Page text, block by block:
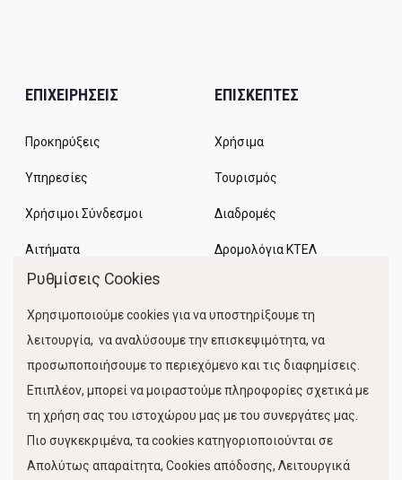
ΕΠΙΧΕΙΡΗΣΕΙΣ
Προκηρύξεις
Υπηρεσίες
Χρήσιμοι Σύνδεσμοι
Αιτήματα
ΕΠΙΣΚΕΠΤΕΣ
Χρήσιμα
Τουρισμός
Διαδρομές
Δρομολόγια ΚΤΕΛ
Κίνηση Λιμένος
Ρυθμίσεις Cookies
Χρησιμοποιούμε cookies για να υποστηρίξουμε τη
λειτουργία, να αναλύσουμε την επισκεψιμότητα, να
προσωποποιήσουμε το περιεχόμενο και τις διαφημίσεις.
Επιπλέον, μπορεί να μοιραστούμε πληροφορίες σχετικά με
τη χρήση σας του ιστοχώρου μας με του συνεργάτες μας.
Πιο συγκεκριμένα, τα cookies κατηγοριοποιούνται σε
Απολύτως απαραίτητα, Cookies απόδοσης, Λειτουργικά